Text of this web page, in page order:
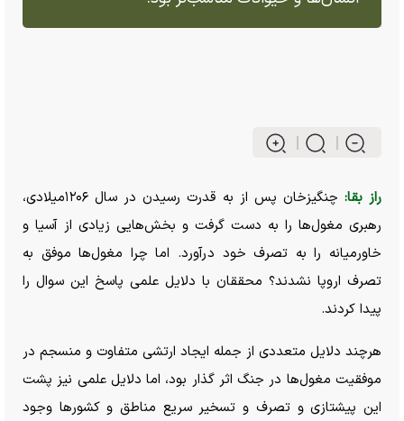
راز بقا:
چنگیزخان پس از به قدرت رسیدن در سال ۱۲۰۶میلادی،
رهبری مغول‌ها را به دست گرفت و بخش‌هایی زیادی از آسیا و
خاورمیانه را به تصرف خود درآورد. اما چرا مغول‌ها موفق به
تصرف اروپا نشدند؟ محققان با دلایل علمی پاسخ این سوال را
پیدا کردند.
هرچند دلایل متعددی از جمله ایجاد ارتشی متفاوت و منسجم در
موفقیت مغول‌ها در جنگ اثر گذار بود، اما دلایل علمی نیز پشت
این پیشتازی و تصرف و تسخیر سریع مناطق و کشور‌ها وجود